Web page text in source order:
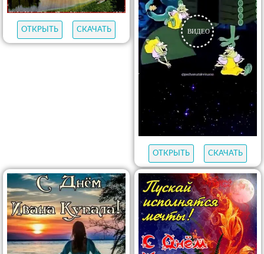
ОТКРЫТЬ СКАЧАТЬ
ОТКРЫТЬ СКАЧАТЬ